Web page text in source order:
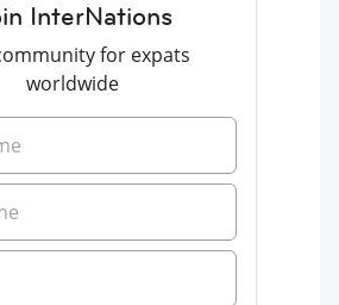
InterNations
for expats
worldwide